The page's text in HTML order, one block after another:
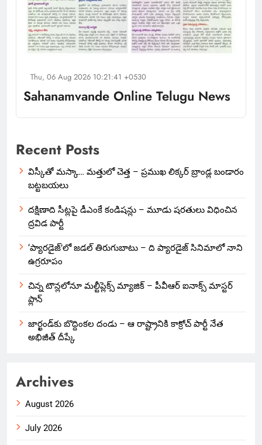
Thu, 06 Aug 2026 10:21:41 +0530
Sahanamvande Online Telugu News
Recent Posts
విస్కీతో మస్కా… మత్తులో చెత్త – ప్రముఖ లిక్కర్ బ్రాండ్ల బండారం
బట్టబయలు
దక్షిణాది సీట్లపై డీఎంకే కండిషన్లు – మూడు షరతులు విధించిన
ద్రవిడ పార్టీ
‘ప్యారడైజ్’లో జడల్ తిరుగుబాటు – ది ప్యారడైజ్ సినిమాలో నాని
ఉగ్రరూపం
చిన్న టౌన్లలోనూ మల్టీప్లెక్స్‌ మ్యాజిక్ – పీవీఆర్ ఐనాక్స్ మాస్టర్
ప్లాన్
జార్ఖండ్‌కు బొద్దింకల దండు – ఆ రాష్ట్రానికి కాక్రోచ్ పార్టీ నేత
అభిజీత్ దీప్కే
Archives
August 2026
July 2026